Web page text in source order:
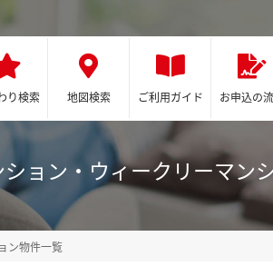
り検索 地図検索 ご利用ガイド お申込の
ョン・ウィークリーマン
ン物件一覧